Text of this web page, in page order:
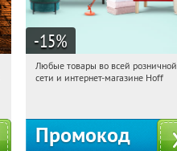
-15%
09:44:54 Получили:
Любые товары во всей розничной
сети и интернет-магазине Hoff
Промокод